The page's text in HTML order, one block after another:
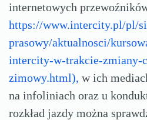
internetowych
https://www.intercity.pl/pl/
prasowy/aktualnosci/
intercity-w-trakcie-zmiany-
zimowy.html), w ich
na infoliniach oraz u
rozkład jazdy można